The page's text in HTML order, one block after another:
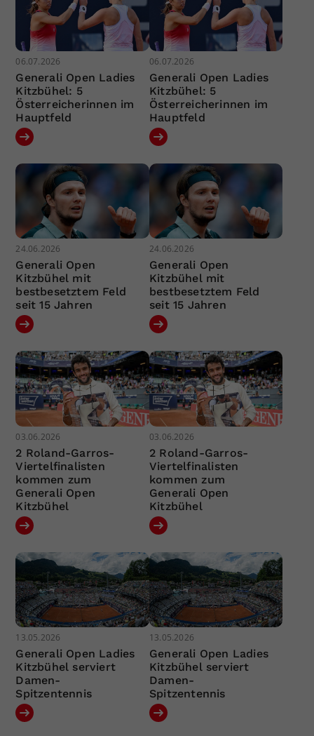
06.07.2026
Generali Open Ladies
Kitzbühel: 5
Österreicherinnen im
Hauptfeld
06.07.2026
Generali Open Ladies
Kitzbühel: 5
Österreicherinnen im
Hauptfeld
24.06.2026
Generali Open
Kitzbühel mit
bestbesetztem Feld
seit 15 Jahren
24.06.2026
Generali Open
Kitzbühel mit
bestbesetztem Feld
seit 15 Jahren
03.06.2026
2 Roland-Garros-
Viertelfinalisten
kommen zum
Generali Open
Kitzbühel
03.06.2026
2 Roland-Garros-
Viertelfinalisten
kommen zum
Generali Open
Kitzbühel
13.05.2026
Generali Open Ladies
Kitzbühel serviert
Damen-
Spitzentennis
13.05.2026
Generali Open Ladies
Kitzbühel serviert
Damen-
Spitzentennis